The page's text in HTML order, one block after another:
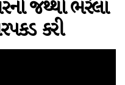
જથ્થો ભરેલા
કરી